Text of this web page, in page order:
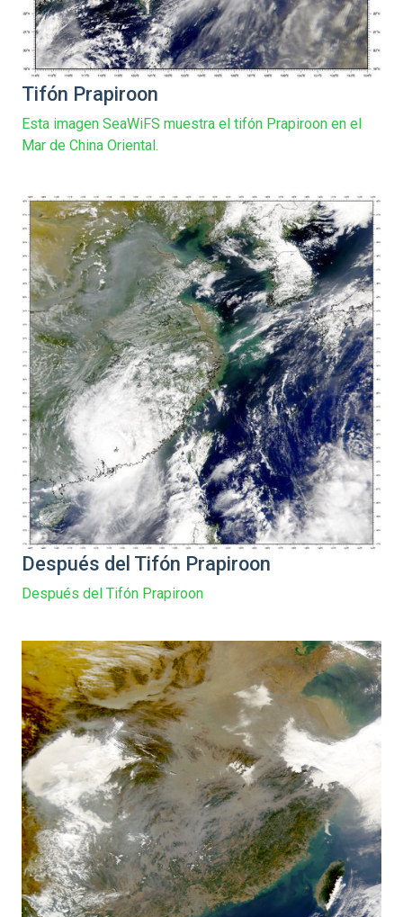
Tifón Prapiroon
Esta imagen SeaWiFS muestra el tifón Prapiroon en el
Mar de China Oriental.
Después del Tifón Prapiroon
Después del Tifón Prapiroon